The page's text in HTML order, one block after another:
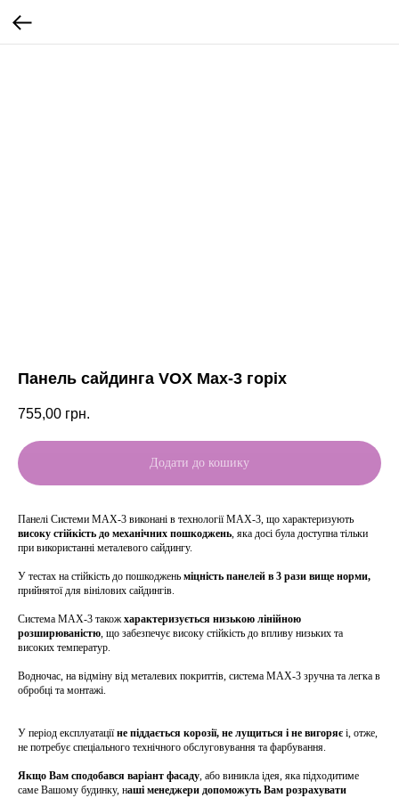
Панель сайдинга VOX Max-3 горіх
755,00 грн.
Додати до кошику
Панелі Системи MAX-3 виконані в технології MAX-3, що характеризують
високу стійкість до механічних пошкоджень, яка досі була доступна тільки
при використанні металевого сайдингу.
У тестах на стійкість до пошкоджень міцність панелей в 3 рази вище норми,
прийнятої для вінілових сайдингів.
Система MAX-3 такожхарактеризується низькою лінійною
розширюваністю, що забезпечує високу стійкість до впливу низьких та
високих температур.
Водночас, на відміну від металевих покриттів, система MAX-3 зручна та легка в
обробці та монтажі.
У період експлуатаціїне піддається корозії, не лущиться і не вигоряє і, отже,
не потребує спеціального технічного обслуговування та фарбування.
Якщо Вам сподобався варіант фасаду, або виникла ідея, яка підходитиме
саме Вашому будинку, наші менеджери допоможуть Вам розрахувати